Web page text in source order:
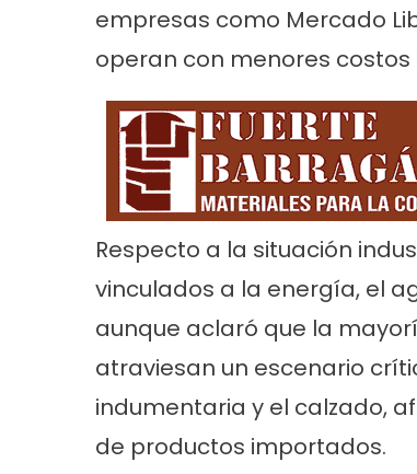
empresas como Mercado
operan con menores
Respecto a la situación
vinculados a la energía, el
aunque aclaró que la
atraviesan un escenario
indumentaria y el calzado,
de productos importados.
Cultura Noticias Principal
«Los Remolinos» revolucionan Punta
Lara con su Carnaval Barrial